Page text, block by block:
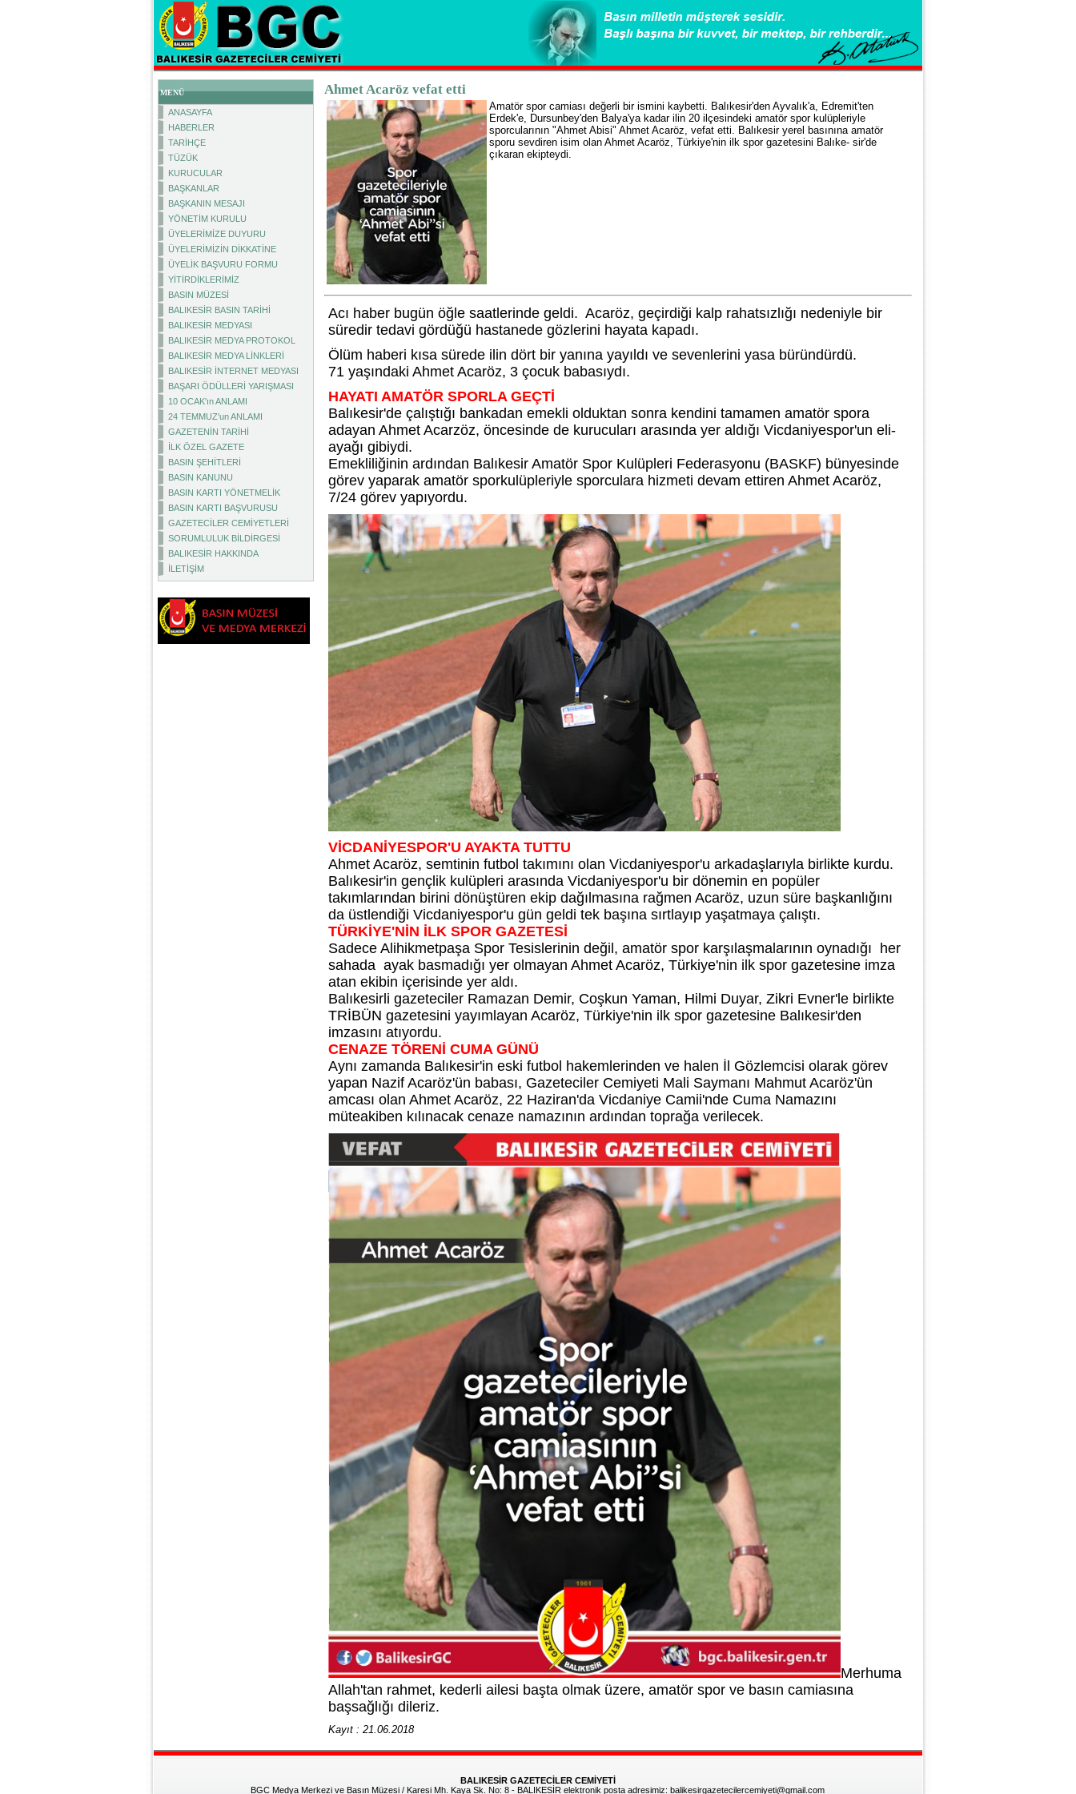
MENÜ
ANASAYFA
HABERLER
TARİHÇE
TÜZÜK
KURUCULAR
BAŞKANLAR
BAŞKANIN MESAJI
YÖNETİM KURULU
ÜYELERİMİZE DUYURU
ÜYELERİMİZİN DİKKATİNE
ÜYELİK BAŞVURU FORMU
YİTİRDİKLERİMİZ
BASIN MÜZESİ
BALIKESİR BASIN TARİHİ
BALIKESİR MEDYASI
BALIKESİR MEDYA PROTOKOL
BALIKESİR MEDYA LİNKLERİ
BALIKESİR İNTERNET MEDYASI
BAŞARI ÖDÜLLERİ YARIŞMASI
10 OCAK'ın ANLAMI
24 TEMMUZ'un ANLAMI
GAZETENİN TARİHİ
İLK ÖZEL GAZETE
BASIN ŞEHİTLERİ
BASIN KANUNU
BASIN KARTI YÖNETMELİK
BASIN KARTI BAŞVURUSU
GAZETECİLER CEMİYETLERİ
SORUMLULUK BİLDİRGESİ
BALIKESİR HAKKINDA
İLETİŞİM
Ahmet Acaröz vefat etti
Amatör spor camiası değerli bir ismini kaybetti. Balıkesir'den Ayvalık'a, Edremit'ten
Erdek'e, Dursunbey'den Balya'ya kadar ilin 20 ilçesindeki amatör spor kulüpleriyle
sporcularının "Ahmet Abisi" Ahmet Acaröz, vefat etti. Balıkesir yerel basınına amatör
sporu sevdiren isim olan Ahmet Acaröz, Türkiye'nin ilk spor gazetesini Balıke- sir'de
çıkaran ekipteydi.
Acı haber bugün öğle saatlerinde geldi. Acaröz, geçirdiği kalp rahatsızlığı nedeniyle bir
süredir tedavi gördüğü hastanede gözlerini hayata kapadı.
Ölüm haberi kısa sürede ilin dört bir yanına yayıldı ve sevenlerini yasa büründürdü.
71 yaşındaki Ahmet Acaröz, 3 çocuk babasıydı.
HAYATI AMATÖR SPORLA GEÇTİ
Balıkesir'de çalıştığı bankadan emekli olduktan sonra kendini tamamen amatör spora
adayan Ahmet Acarzöz, öncesinde de kurucuları arasında yer aldığı Vicdaniyespor'un eli-
ayağı gibiydi.
Emekliliğinin ardından Balıkesir Amatör Spor Kulüpleri Federasyonu (BASKF) bünyesinde
görev yaparak amatör sporkulüpleriyle sporculara hizmeti devam ettiren Ahmet Acaröz,
7/24 görev yapıyordu.
VİCDANİYESPOR'U AYAKTA TUTTU
Ahmet Acaröz, semtinin futbol takımını olan Vicdaniyespor'u arkadaşlarıyla birlikte kurdu.
Balıkesir'in gençlik kulüpleri arasında Vicdaniyespor'u bir dönemin en popüler
takımlarından birini dönüştüren ekip dağılmasına rağmen Acaröz, uzun süre başkanlığını
da üstlendiği Vicdaniyespor'u gün geldi tek başına sırtlayıp yaşatmaya çalıştı.
TÜRKİYE'NİN İLK SPOR GAZETESİ
Sadece Alihikmetpaşa Spor Tesislerinin değil, amatör spor karşılaşmalarının oynadığı her
sahada ayak basmadığı yer olmayan Ahmet Acaröz, Türkiye'nin ilk spor gazetesine imza
atan ekibin içerisinde yer aldı.
Balıkesirli gazeteciler Ramazan Demir, Coşkun Yaman, Hilmi Duyar, Zikri Evner'le birlikte
TRİBÜN gazetesini yayımlayan Acaröz, Türkiye'nin ilk spor gazetesine Balıkesir'den
imzasını atıyordu.
CENAZE TÖRENİ CUMA GÜNÜ
Aynı zamanda Balıkesir'in eski futbol hakemlerinden ve halen İl Gözlemcisi olarak görev
yapan Nazif Acaröz'ün babası, Gazeteciler Cemiyeti Mali Saymanı Mahmut Acaröz'ün
amcası olan Ahmet Acaröz, 22 Haziran'da Vicdaniye Camii'nde Cuma Namazını
müteakiben kılınacak cenaze namazının ardından toprağa verilecek.
Merhuma
Allah'tan rahmet, kederli ailesi başta olmak üzere, amatör spor ve basın camiasına
başsağlığı dileriz.
Kayıt : 21.06.2018
BALIKESİR GAZETECİLER CEMİYETİ
BGC Medya Merkezi ve Basın Müzesi / Karesi Mh. Kaya Sk. No: 8 - BALIKESİR elektronik posta adresimiz: balikesirgazetecilercemiyeti@gmail.com